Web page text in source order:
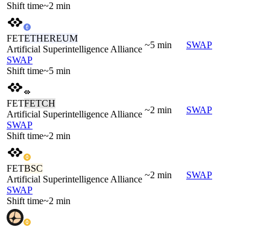
Shift time~2 min
FETETHEREUM
Artificial Superintelligence Alliance
SWAP
Shift time~5 min
~5 min SWAP
FETFETCH
Artificial Superintelligence Alliance
SWAP
Shift time~2 min
~2 min SWAP
FETBSC
Artificial Superintelligence Alliance
SWAP
Shift time~2 min
~2 min SWAP